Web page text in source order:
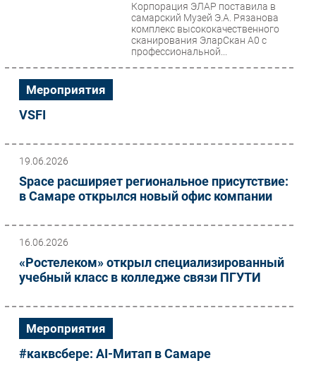
Корпорация ЭЛАР поставила в
самарский Музей Э.А. Рязанова
комплекс высококачественного
сканирования ЭларСкан А0 с
профессиональной...
Мероприятия
VSFI
19.06.2026
Space расширяет региональное присутствие:
в Самаре открылся новый офис компании
16.06.2026
«Ростелеком» открыл специализированный
учебный класс в колледже связи ПГУТИ
Мероприятия
#каквсбере: AI-Митап в Самаре